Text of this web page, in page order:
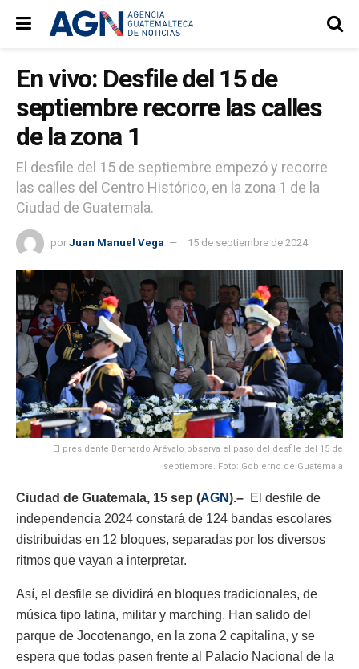
En vivo: Desfile del 15 de
septiembre recorre las calles
de la zona 1
El desfile del 15 de septiembre empezó y recorre
las calles del Centro Histórico, en la zona 1 de la
Ciudad de Guatemala.
por Juan Manuel Vega 15 de septiembre de 2024
El presidente Bernardo Arévalo observa el paso del desfile del 15 de
septiembre. Foto: Gobierno de Guatemala
Ciudad de Guatemala, 15 sep (AGN).– El desfile de
independencia 2024 constará de 124 bandas escolares
distribuidas en 12 bloques, separadas por los diversos
ritmos que vayan a interpretar.
Así, el desfile se dividirá en bloques tradicionales, de
música tipo latina, militar y marching. Han salido del
parque de Jocotenango, en la zona 2 capitalina, y se
espera que todas pasen frente al Palacio Nacional de la